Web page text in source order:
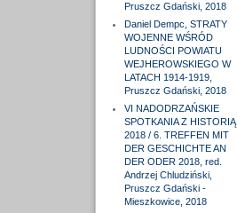
Pruszcz Gdański, 2018
Daniel Dempc, STRATY
WOJENNE WŚRÓD
LUDNOŚCI POWIATU
WEJHEROWSKIEGO W
LATACH 1914-1919,
Pruszcz Gdański, 2018
VI NADODRZAŃSKIE
SPOTKANIA Z HISTORIĄ
2018 / 6. TREFFEN MIT
DER GESCHICHTE AN
DER ODER 2018, red.
Andrzej Chludziński,
Pruszcz Gdański -
Mieszkowice, 2018